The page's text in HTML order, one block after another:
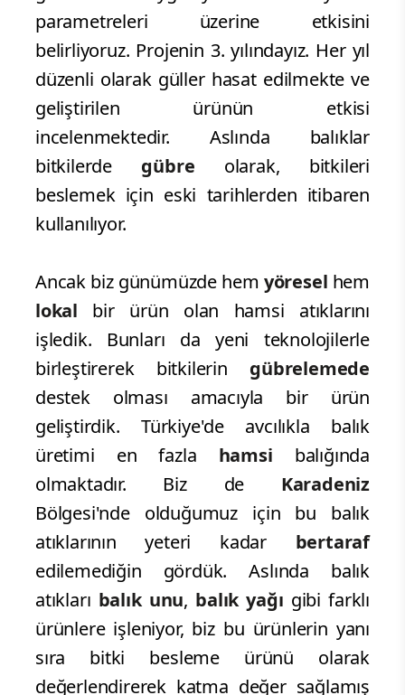
parametreleri üzerine etkisini
belirliyoruz. Projenin 3. yılındayız. Her yıl
düzenli olarak güller hasat edilmekte ve
geliştirilen ürünün etkisi
incelenmektedir. Aslında balıklar
bitkilerde gübre olarak, bitkileri
beslemek için eski tarihlerden itibaren
kullanılıyor.
Ancak biz günümüzde hem yöresel hem
lokal bir ürün olan hamsi atıklarını
işledik. Bunları da yeni teknolojilerle
birleştirerek bitkilerin gübrelemede
destek olması amacıyla bir ürün
geliştirdik. Türkiye'de avcılıkla balık
üretimi en fazla hamsi balığında
olmaktadır. Biz de Karadeniz
Bölgesi'nde olduğumuz için bu balık
atıklarının yeteri kadar bertaraf
edilemediğin gördük. Aslında balık
atıkları balık unu, balık yağı gibi farklı
ürünlere işleniyor, biz bu ürünlerin yanı
sıra bitki besleme ürünü olarak
değerlendirerek katma değer sağlamış